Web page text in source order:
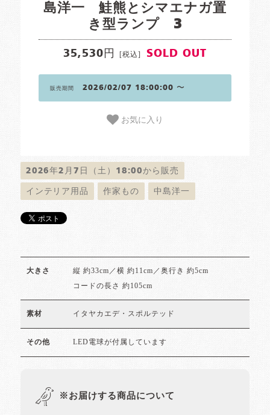
島洋一 鮭熊とシマエナガ置
き型ランプ 3
35,530円 [税込] SOLD OUT
販売期間 2026/02/07 18:00:00 〜
お気に入り
2026年2月7日（土）18:00から販売
インテリア用品 作家もの 中島洋一
大きさ 縦 約33cm／横 約11cm／奥行き 約5cm
コードの長さ 約105cm
素材 イタヤカエデ・スポルテッド
その他 LED電球が付属しています
※お届けする商品について